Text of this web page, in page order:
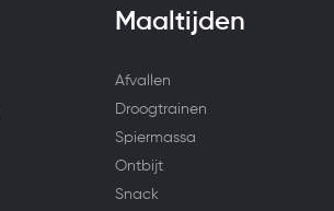
Maaltijden
Afvallen
Droogtrainen
Spiermassa
Ontbijt
Snack